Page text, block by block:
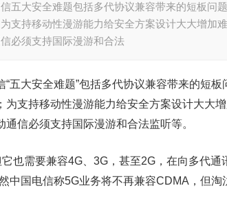
五大安全难题包括多代协议兼容带来的短板问
支持移动性漫游能力给安全方案设计大大增加
必须支持国际漫游和合法
“五大安全难题”包括多代协议兼容带来的短
为支持移动性漫游能力给安全方案设计大大
通信必须支持国际漫游和合法监听等。
它也需要兼容4G、3G，甚至2G，在向多代
中国电信称5G业务将不再兼容CDMA，但淘